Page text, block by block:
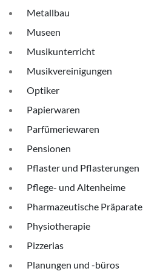
Metallbau
Museen
Musikunterricht
Musikvereinigungen
Optiker
Papierwaren
Parfümeriewaren
Pensionen
Pflaster und Pflasterungen
Pflege- und Altenheime
Pharmazeutische Präparate
Physiotherapie
Pizzerias
Planungen und -büros